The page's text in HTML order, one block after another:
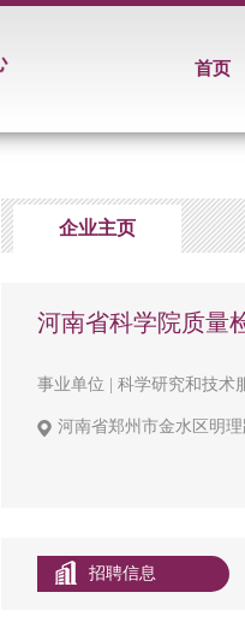
首页
企业主页
河南省科学院质量
事业单位 | 科学研究和技术
河南省郑州市金水区明理
招聘信息